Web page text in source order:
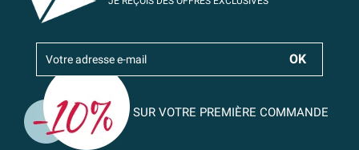
SUR VOTRE PREMIÈRE COMMANDE